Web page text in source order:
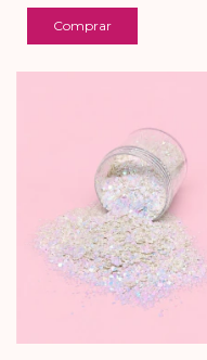
Comprar